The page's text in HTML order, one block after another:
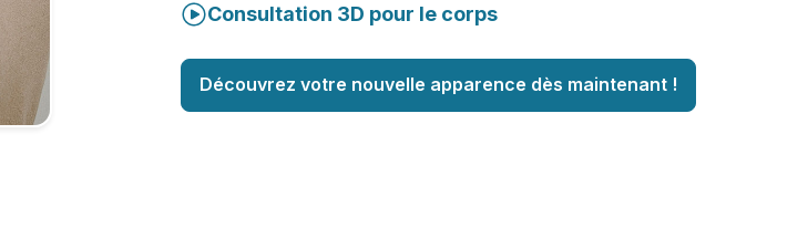
Consultation 3D pour le corps
Découvrez votre nouvelle apparence dès maintenant !